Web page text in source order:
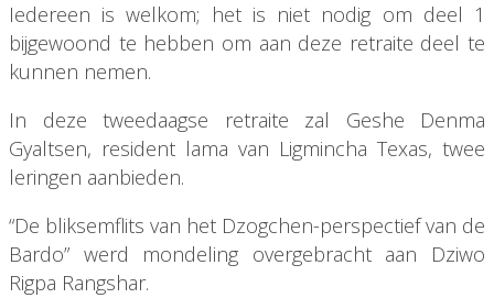
Iedereen is welkom; het is niet nodig om deel 1
bijgewoond te hebben om aan deze retraite deel te
kunnen nemen.
In deze tweedaagse retraite zal Geshe Denma
Gyaltsen, resident lama van Ligmincha Texas, twee
leringen aanbieden.
“De bliksemflits van het Dzogchen-perspectief van de
Bardo” werd mondeling overgebracht aan Dziwo
Rigpa Rangshar.